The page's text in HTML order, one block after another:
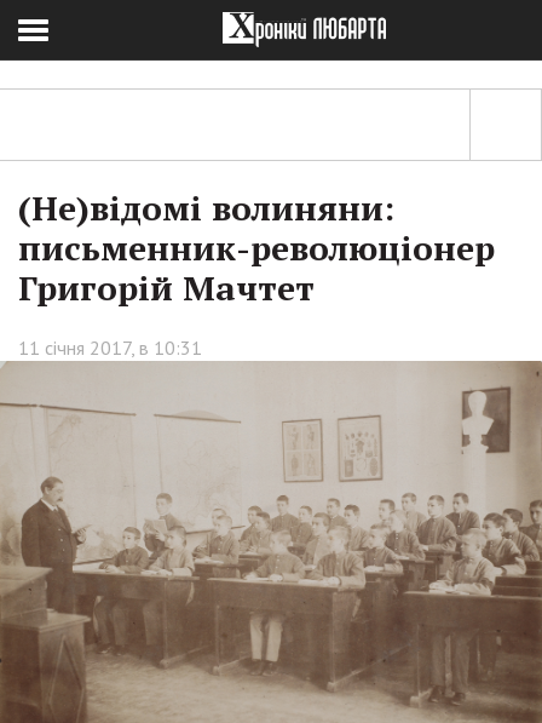
(Не)відомі волиняни:
письменник-революціонер
Григорій Мачтет
11 січня 2017, в 10:31